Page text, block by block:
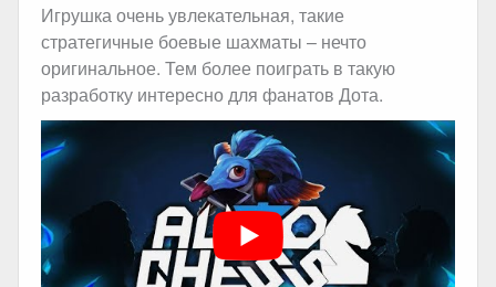
Игрушка очень увлекательная, такие
стратегичные боевые шахматы – нечто
оригинальное. Тем более поиграть в такую
разработку интересно для фанатов Дота.